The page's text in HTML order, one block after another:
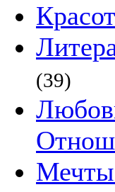
(39)